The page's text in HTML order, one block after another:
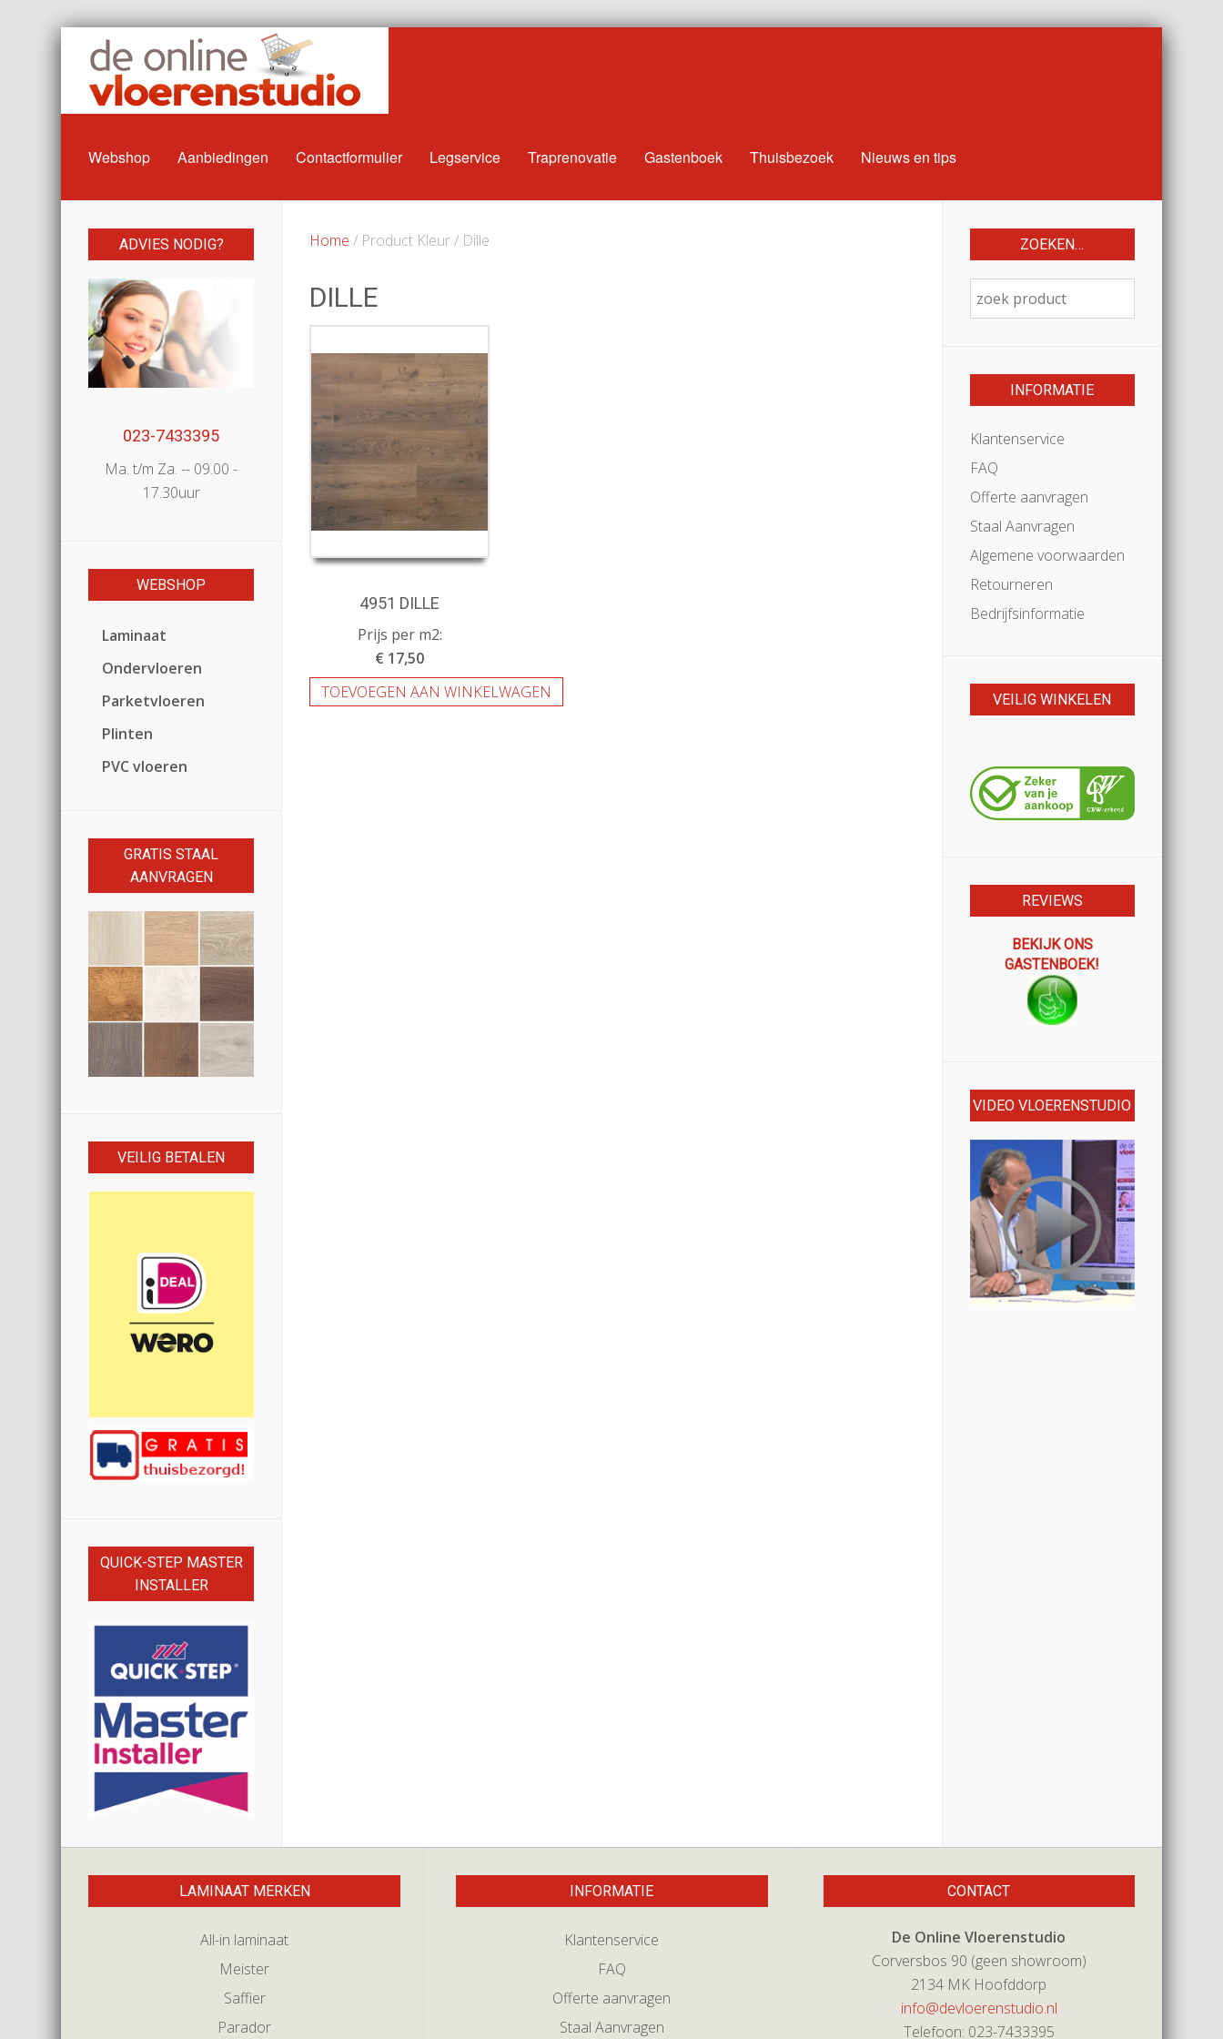
Webshop Aanbiedingen Contactformulier Legservice Traprenovatie Gastenboek Thuisbezoek Nieuws en tips
Home / Product Kleur / Dille
DILLE
4951 DILLE
Prijs per m2:
€ 17,50
TOEVOEGEN AAN WINKELWAGEN
ADVIES NODIG?
023-7433395
Ma. t/m Za. -- 09.00 -
17.30uur
WEBSHOP
Laminaat
Ondervloeren
Parketvloeren
Plinten
PVC vloeren
GRATIS STAAL
AANVRAGEN
VEILIG BETALEN
QUICK-STEP MASTER
INSTALLER
ZOEKEN…
INFORMATIE
Klantenservice
FAQ
Offerte aanvragen
Staal Aanvragen
Algemene voorwaarden
Retourneren
Bedrijfsinformatie
VEILIG WINKELEN
REVIEWS
BEKIJK ONS
GASTENBOEK!
VIDEO VLOERENSTUDIO
LAMINAAT MERKEN
All-in laminaat
Meister
Saffier
Parador
INFORMATIE
Klantenservice
FAQ
Offerte aanvragen
Staal Aanvragen
CONTACT
De Online Vloerenstudio
Corversbos 90 (geen showroom)
2134 MK Hoofddorp
info@devloerenstudio.nl
Telefoon: 023-7433395